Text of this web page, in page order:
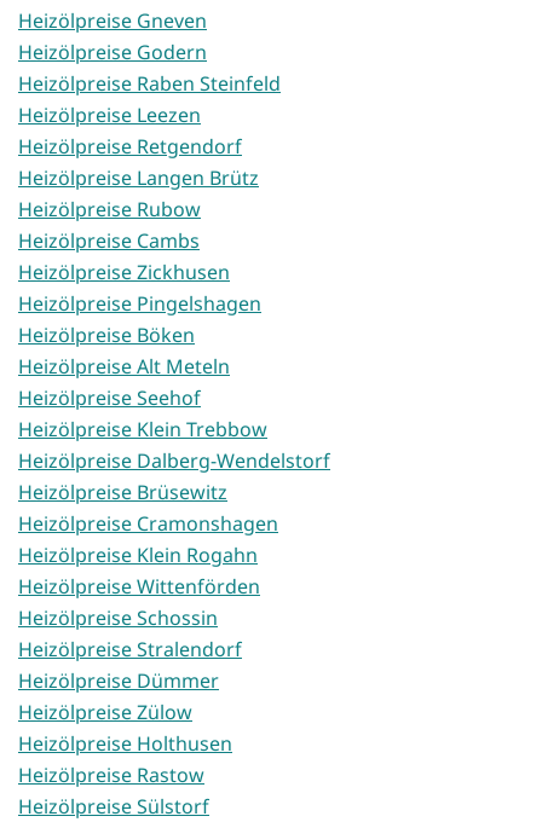
Heizölpreise Gneven
Heizölpreise Godern
Heizölpreise Raben Steinfeld
Heizölpreise Leezen
Heizölpreise Retgendorf
Heizölpreise Langen Brütz
Heizölpreise Rubow
Heizölpreise Cambs
Heizölpreise Zickhusen
Heizölpreise Pingelshagen
Heizölpreise Böken
Heizölpreise Alt Meteln
Heizölpreise Seehof
Heizölpreise Klein Trebbow
Heizölpreise Dalberg-Wendelstorf
Heizölpreise Brüsewitz
Heizölpreise Cramonshagen
Heizölpreise Klein Rogahn
Heizölpreise Wittenförden
Heizölpreise Schossin
Heizölpreise Stralendorf
Heizölpreise Dümmer
Heizölpreise Zülow
Heizölpreise Holthusen
Heizölpreise Rastow
Heizölpreise Sülstorf